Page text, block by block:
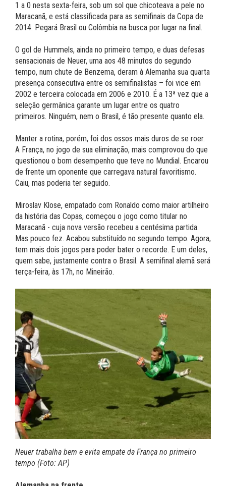
1 a 0 nesta sexta-feira, sob um sol que chicoteava a pele no
Maracanã, e está classificada para as semifinais da Copa de
2014. Pegará Brasil ou Colômbia na busca por lugar na final.
O gol de Hummels, ainda no primeiro tempo, e duas defesas
sensacionais de Neuer, uma aos 48 minutos do segundo
tempo, num chute de Benzema, deram à Alemanha sua quarta
presença consecutiva entre os semifinalistas – foi vice em
2002 e terceira colocada em 2006 e 2010. É a 13ª vez que a
seleção germânica garante um lugar entre os quatro
primeiros. Ninguém, nem o Brasil, é tão presente quanto ela.
Manter a rotina, porém, foi dos ossos mais duros de se roer.
A França, no jogo de sua eliminação, mais comprovou do que
questionou o bom desempenho que teve no Mundial. Encarou
de frente um oponente que carregava natural favoritismo.
Caiu, mas poderia ter seguido.
Miroslav Klose, empatado com Ronaldo como maior artilheiro
da história das Copas, começou o jogo como titular no
Maracanã - cuja nova versão recebeu a centésima partida.
Mas pouco fez. Acabou substituído no segundo tempo. Agora,
tem mais dois jogos para poder bater o recorde. E um deles,
quem sabe, justamente contra o Brasil. A semifinal alemã será
terça-feira, às 17h, no Mineirão.
Neuer trabalha bem e evita empate da França no primeiro
tempo (Foto: AP)